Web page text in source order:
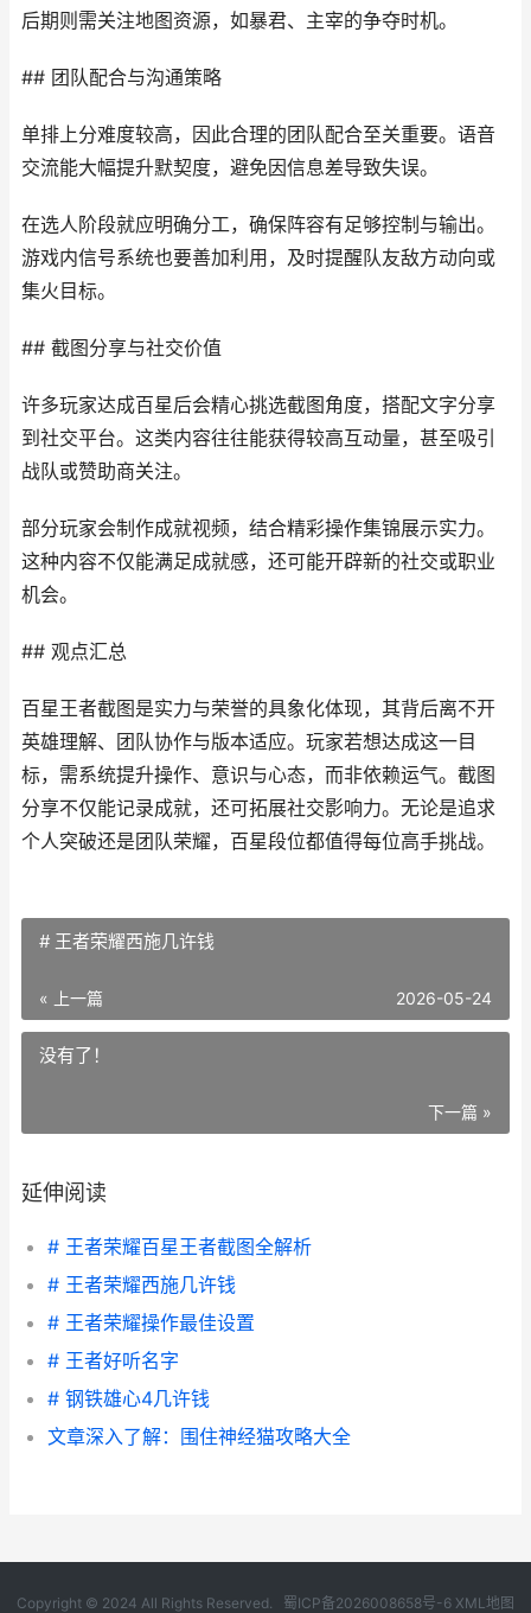
后期则需关注地图资源，如暴君、主宰的争夺时机。
## 团队配合与沟通策略
单排上分难度较高，因此合理的团队配合至关重要。语音
交流能大幅提升默契度，避免因信息差导致失误。
在选人阶段就应明确分工，确保阵容有足够控制与输出。
游戏内信号系统也要善加利用，及时提醒队友敌方动向或
集火目标。
## 截图分享与社交价值
许多玩家达成百星后会精心挑选截图角度，搭配文字分享
到社交平台。这类内容往往能获得较高互动量，甚至吸引
战队或赞助商关注。
部分玩家会制作成就视频，结合精彩操作集锦展示实力。
这种内容不仅能满足成就感，还可能开辟新的社交或职业
机会。
## 观点汇总
百星王者截图是实力与荣誉的具象化体现，其背后离不开
英雄理解、团队协作与版本适应。玩家若想达成这一目
标，需系统提升操作、意识与心态，而非依赖运气。截图
分享不仅能记录成就，还可拓展社交影响力。无论是追求
个人突破还是团队荣耀，百星段位都值得每位高手挑战。
# 王者荣耀西施几许钱
« 上一篇 2026-05-24
没有了！
下一篇 »
延伸阅读
# 王者荣耀百星王者截图全解析
# 王者荣耀西施几许钱
# 王者荣耀操作最佳设置
# 王者好听名字
# 钢铁雄心4几许钱
文章深入了解：围住神经猫攻略大全
Copyright © 2024 All Rights Reserved. 蜀ICP备2026008658号-6 XML地图